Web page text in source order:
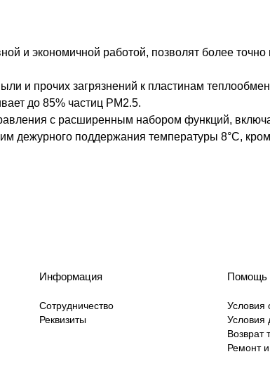
и экономичной работой, позволят более
и прочих загрязнений к пластинам
до 85% частиц РМ2.5.
с расширенным набором функций,
дежурного поддержания температуры 8°С,
Информация
Сотрудничество
Реквизиты
Помощь
Условия
Условия
Возврат
Ремонт